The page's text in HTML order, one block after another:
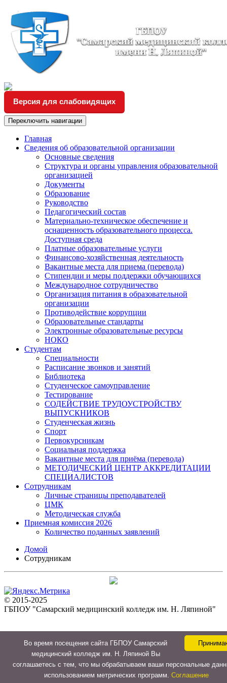
Версия для слабовидящих
Переключить навигации
Главная
Сведения об образовательной организации
Основные сведения
Структура и органы управления образовательной
организацией
Документы
Образование
Руководство
Педагогический состав
Материально-техническое обеспечение и
оснащенность образовательного процесса.
Доступная среда
Платные образовательные услуги
Финансово-хозяйственная деятельность
Вакантные места для приема (перевода)
Стипендии и меры поддержки обучающихся
Международное сотрудничество
Организация питания в образовательной
организации
Противодействие коррупции
Образовательные стандарты
Электронные образовательные ресурсы
НОКО
Студентам
Специальности
Расписание звонков и занятий
Библиотека
Студенческое самоуправление
Тестирование
СОДЕЙСТВИЕ ТРУДОУСТРОЙСТВУ
ВЫПУСКНИКОВ
Студенческая жизнь
Спорт
Первокурсникам
Социальная поддержка
Вакантные места для приёма (перевода)
МЕТОДИЧЕСКИЙ ЦЕНТР АККРЕДИТАЦИИ
СПЕЦИАЛИСТОВ
Сотрудникам
Личные страницы преподавателей
ЦМК
Методическая служба
Приемная комиссия 2026
Количество поданных заявлений
Домой
Сотрудникам
© 2015-2025
ГБПОУ "Самарский медицинский колледж им. Н. Ляпиной"
Во время посещения сайта ГБПОУ Самарский
медицинский колледж им. Н. Ляпиной Вы
соглашаетесь с тем, что мы обрабатываем ваши персональные
использованием метрических программ. Соглашение